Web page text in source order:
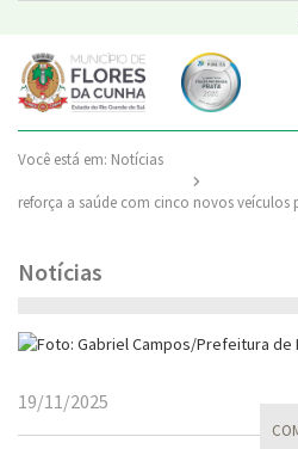
Você está em: Notícias
reforça a saúde com cinco novos veículos
Notícias
19/11/2025